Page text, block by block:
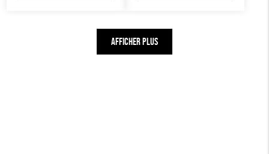
AFFICHER PLUS